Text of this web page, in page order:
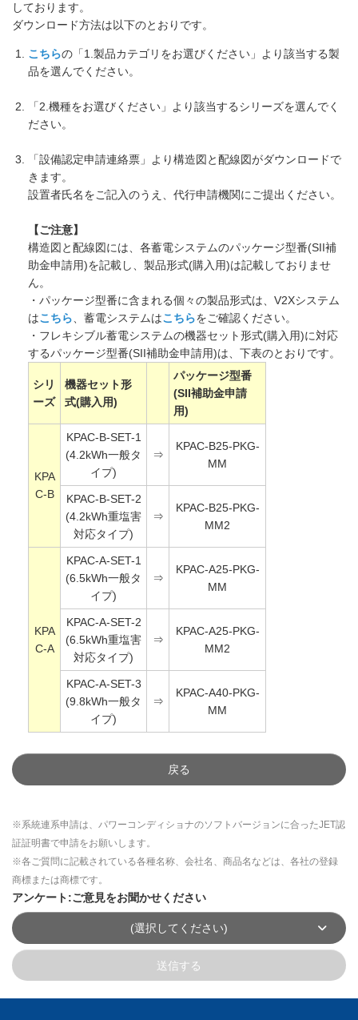
しております。
ダウンロード方法は以下のとおりです。
こちらの「1.製品カテゴリをお選びください」より該当する製
品を選んでください。
「2.機種をお選びください」より該当するシリーズを選んでく
ださい。
「設備認定申請連絡票」より構造図と配線図がダウンロードで
きます。
設置者氏名をご記入のうえ、代行申請機関にご提出ください。
【ご注意】
構造図と配線図には、各蓄電システムのパッケージ型番(SII補
助金申請用)を記載し、製品形式(購入用)は記載しておりませ
ん。
・パッケージ型番に含まれる個々の製品形式は、V2Xシステム
はこちら 、蓄電システムはこちらをご確認ください。
・フレキシブル蓄電システムの機器セット形式(購入用)に対応
するパッケージ型番(SII補助金申請用)は、下表のとおりです。
シリ
ーズ
機器セット形
式(購入用)
パッケージ型番
(SII補助金申請
用)
KPA
C-B
KPAC-B-SET-1
(4.2kWh一般タ
イプ)
⇒
KPAC-B25-PKG-
MM
KPAC-B-SET-2
(4.2kWh重塩害
対応タイプ)
⇒
KPAC-B25-PKG-
MM2
KPA
C-A
KPAC-A-SET-1
(6.5kWh一般タ
イプ)
⇒
KPAC-A25-PKG-
MM
KPAC-A-SET-2
(6.5kWh重塩害
対応タイプ)
⇒
KPAC-A25-PKG-
MM2
KPAC-A-SET-3
(9.8kWh一般タ
イプ)
⇒
KPAC-A40-PKG-
MM
戻る
※系統連系申請は、パワーコンディショナのソフトバージョンに合ったJET認
証証明書で申請をお願いします。
※各ご質問に記載されている各種名称、会社名、商品名などは、各社の登録
商標または商標です。
アンケート:ご意見をお聞かせください
(選択してください)
送信する